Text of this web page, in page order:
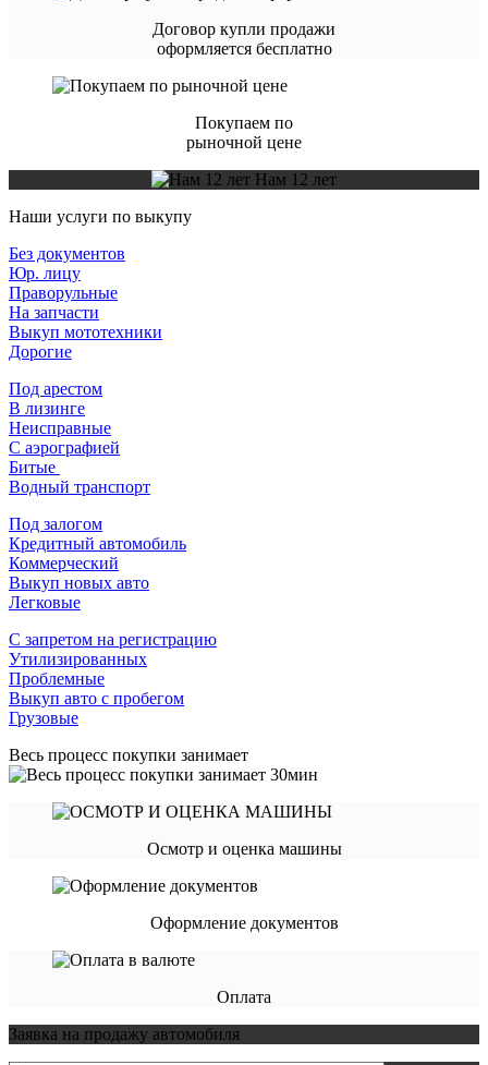
Договор купли продажи
оформляется бесплатно
Покупаем по
рыночной цене
Нам 12 лет
Наши услуги по выкупу
Без документов
Юр. лицу
Праворульные
На запчасти
Выкуп мототехники
Дорогие
Под арестом
В лизинге
Неисправные
С аэрографией
Битые
Водный транспорт
Под залогом
Кредитный автомобиль
Коммерческий
Выкуп новых авто
Легковые
С запретом на регистрацию
Утилизированных
Проблемные
Выкуп авто с пробегом
Грузовые
Весь процесс покупки занимает
Осмотр и оценка машины
Оформление документов
Оплата
Заявка на продажу автомобиля